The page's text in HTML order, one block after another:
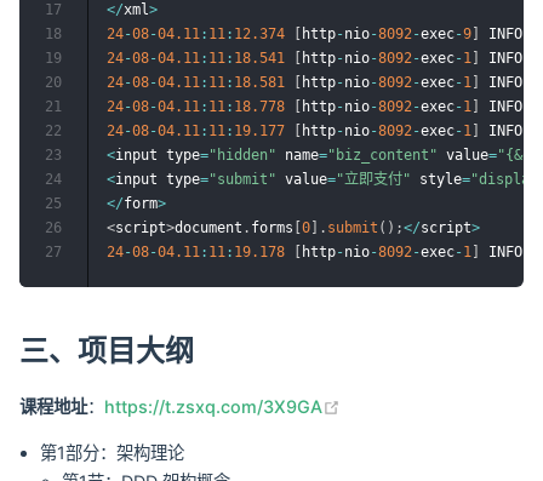
</xml>
24-08-04.11 : 11 : 12.374 http- nio-8092-exec-9 INFO
24-08-04.11 : 11 : 18.541 http- nio-8092-exec- 1 INFO
24-08-04.11 : 11 : 18.581 http- nio-8092-exec- 1 INFO
24-08-04.11 : 11 : 18.778 http- nio-8092-exec- 1 INFO
24-08-04.11 : 11 : 19.177 http- nio-8092-exec- 1 INFO
<input type="hidden" name="biz_content" value=
<input type="submit" value="立即支付" style=
</form>
<script>document . forms 0 . submit ( ) ;</script>
24-08-04.11 : 11 : 19.178 http- nio-8092-exec- 1 INFO
17
18
19
20
21
22
23
24
25
26
27
三、项目大纲
课程地址： https://t.zsxq.com/3X9GA
第1部分：架构理论